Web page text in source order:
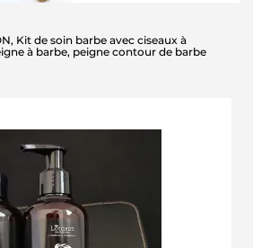
Kit de soin barbe avec ciseaux à
à barbe, peigne contour de barbe